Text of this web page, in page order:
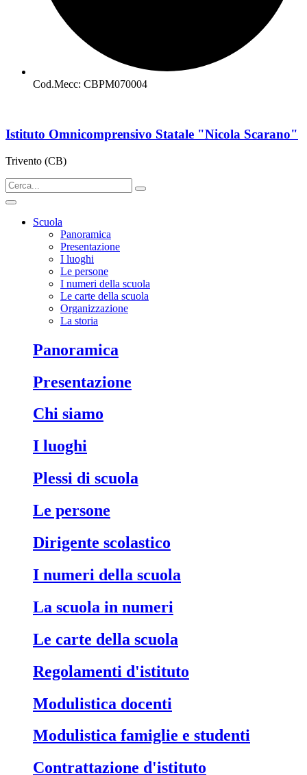
Cod.Mecc: CBPM070004
Istituto Omnicomprensivo Statale "Nicola Scarano"
Trivento (CB)
Scuola
Panoramica
Presentazione
I luoghi
Le persone
I numeri della scuola
Le carte della scuola
Organizzazione
La storia
Panoramica
Presentazione
Chi siamo
I luoghi
Plessi di scuola
Le persone
Dirigente scolastico
I numeri della scuola
La scuola in numeri
Le carte della scuola
Regolamenti d'istituto
Modulistica docenti
Modulistica famiglie e studenti
Contrattazione d'istituto